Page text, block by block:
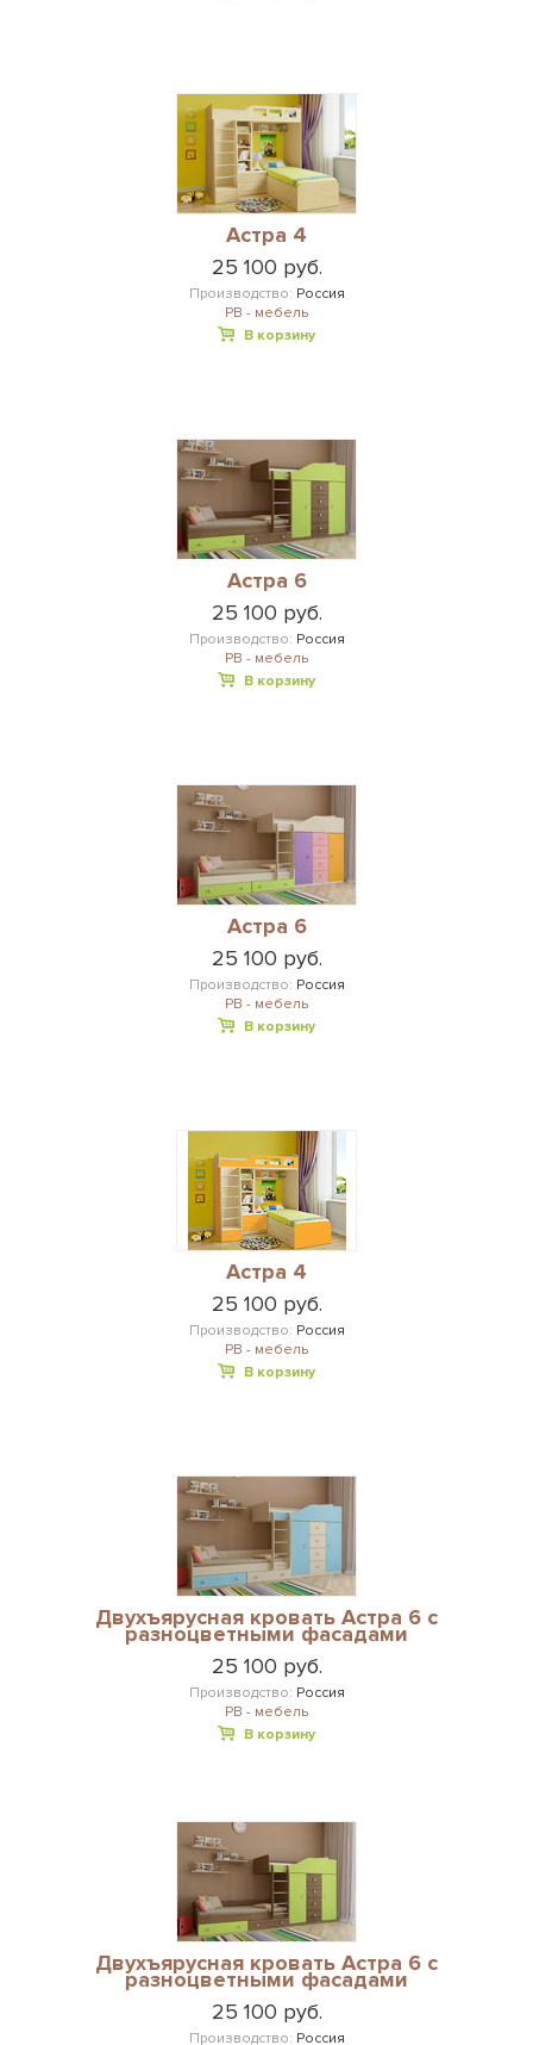
Астра 4
25 100 руб.
Производство: Россия
РВ - мебель
В корзину
Астра 6
25 100 руб.
Производство: Россия
РВ - мебель
В корзину
Астра 6
25 100 руб.
Производство: Россия
РВ - мебель
В корзину
Астра 4
25 100 руб.
Производство: Россия
РВ - мебель
В корзину
Двухъярусная кровать Астра 6 с
разноцветными фасадами
25 100 руб.
Производство: Россия
РВ - мебель
В корзину
Двухъярусная кровать Астра 6 с
разноцветными фасадами
25 100 руб.
Производство: Россия